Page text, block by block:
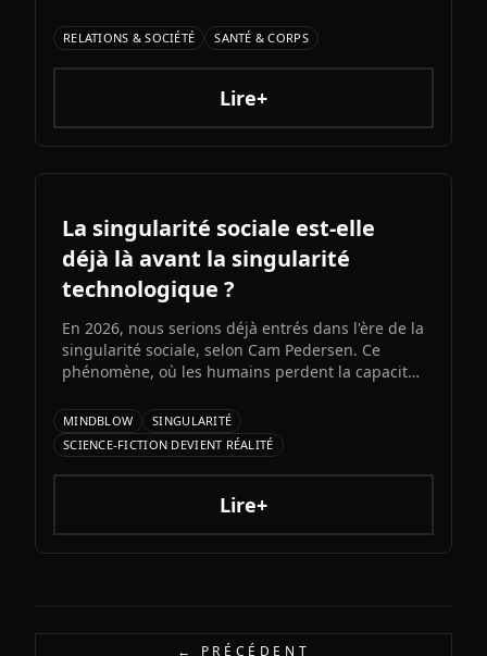
alertent sur l'émergence d'une possible «
psychose IA » liée à l'immersion prolongée dans
des relations unilatérales avec des machines.
RELATIONS & SOCIÉTÉ SANTÉ & CORPS
Lire+
La singularité sociale est-elle
déjà là avant la singularité
technologique ?
En 2026, nous serions déjà entrés dans l'ère de la
singularité sociale, selon Cam Pedersen. Ce
phénomène, où les humains perdent la capacité
artificielles, précéderait la singularité
technologique attendue pour 2034.
MINDBLOW
SINGULARITÉ
SCIENCE-FICTION DEVIENT RÉALITÉ
Lire+
← PRÉCÉDENT